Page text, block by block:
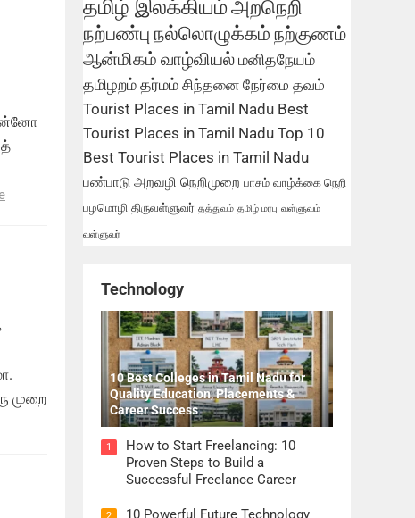
மன்னோ
முறை
தமிழ் இலக்கியம்அறநெறி
நற்பண்பு நல்லொழுக்கம் நற்குணம்
ஆன்மிகம் வாழ்வியல்மனிதநேயம்
தமிழறம்தர்மம் சிந்தனை நேர்மை தவம்
Tourist Places in Tamil Nadu Best
Tourist Places in Tamil Nadu Top 10
Best Tourist Places in Tamil Nadu
பண்பாடு அறவழி நெறிமுறை பாசம் வாழ்க்கை நெறி
பழமொழி திருவள்ளுவர் தத்துவம் தமிழ் மரபு வள்ளுவம்
வள்ளுவர்
Technology
10 Best Colleges in Tamil Nadu for
Quality Education, Placements &
Career Success
1
How to Start Freelancing: 10
Proven Steps to Build a
Successful Freelance Career
2
10 Powerful Future Technology